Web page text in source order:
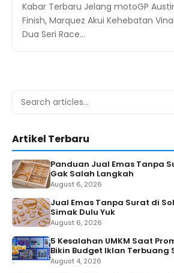
Kabar Terbaru Jelang motoGP
Finish, Marquez Akui Kehebatan
Dua Seri Race…
Search
Artikel Terbaru
Panduan Jual Emas Tanpa
Gak Salah Langkah
August 6, 2026
Jual Emas Tanpa Surat di
Simak Dulu Yuk
August 6, 2026
5 Kesalahan UMKM Saat
Bikin Budget Iklan Terbuang
August 4, 2026